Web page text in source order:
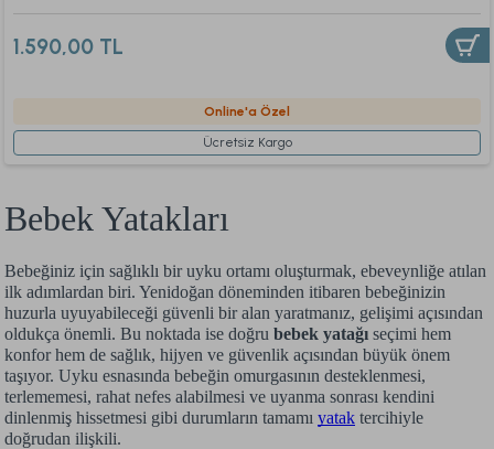
1.590,00 TL
Online'a Özel
Ücretsiz Kargo
Bebek Yatakları
Bebeğiniz için sağlıklı bir uyku ortamı oluşturmak, ebeveynliğe atılan
ilk adımlardan biri. Yenidoğan döneminden itibaren bebeğinizin
huzurla uyuyabileceği güvenli bir alan yaratmanız, gelişimi açısından
oldukça önemli. Bu noktada ise doğru bebek yatağı seçimi hem
konfor hem de sağlık, hijyen ve güvenlik açısından büyük önem
taşıyor. Uyku esnasında bebeğin omurgasının desteklenmesi,
terlememesi, rahat nefes alabilmesi ve uyanma sonrası kendini
dinlenmiş hissetmesi gibi durumların tamamı yatak tercihiyle
doğrudan ilişkili.